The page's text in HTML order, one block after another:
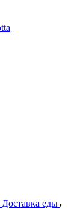
Доставка еды